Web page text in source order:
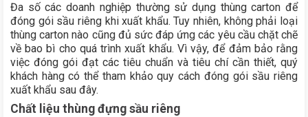
Đa số các doanh nghiệp thường sử dụng thùng carton để
đóng gói sầu riêng khi xuất khẩu. Tuy nhiên, không phải loại
thùng carton nào cũng đủ sức đáp ứng các yêu cầu chặt chẽ
về bao bì cho quá trình xuất khẩu. Vì vậy, để đảm bảo rằng
việc đóng gói đạt các tiêu chuẩn và tiêu chí cần thiết, quý
khách hàng có thể tham khảoquy cách đóng gói sầu riêng
xuất khẩu sau đây.
Chất liệu thùng đựng sầu riêng